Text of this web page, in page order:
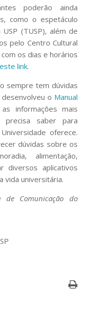
poderão ainda
como o espetáculo
(TUSP), além de
pelo Centro Cultural
os dias e horários
link.
sempre tem dúvidas
o Manual
informações mais
precisa saber para
oferece.
dúvidas sobre os
alimentação,
diversos aplicativos
vida universitária.
de Comunicação do